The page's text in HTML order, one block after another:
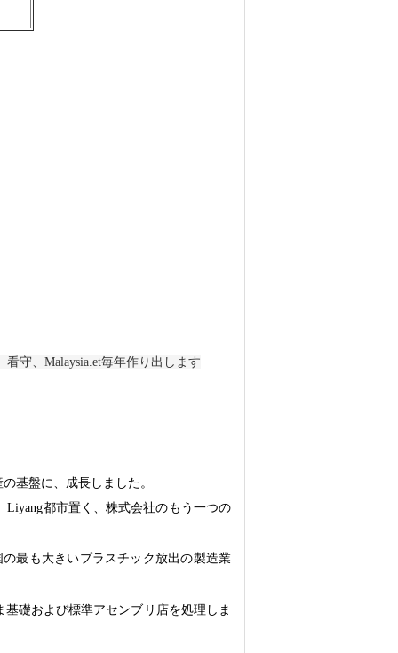
看守、Malaysia.et毎年作り出します
基盤に、成長しました。
Liyang都市置く、株式会社のもう一つの
最も大きいプラスチック放出の製造業
礎および標準アセンブリ店を処理しま